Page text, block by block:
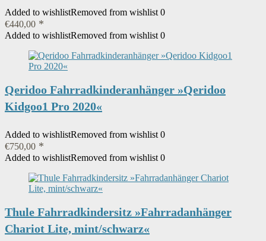
Added to wishlistRemoved from wishlist 0
€440,00
Added to wishlistRemoved from wishlist 0
Qeridoo Fahrradkinderanhänger »Qeridoo
Kidgoo1 Pro 2020«
Added to wishlistRemoved from wishlist 0
€750,00
Added to wishlistRemoved from wishlist 0
Thule Fahrradkindersitz »Fahrradanhänger
Chariot Lite, mint/schwarz«